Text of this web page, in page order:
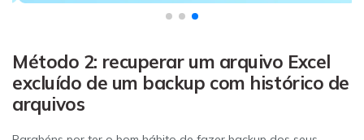
Método 2: recuperar um arquivo Excel
excluído de um backup com histórico de
arquivos